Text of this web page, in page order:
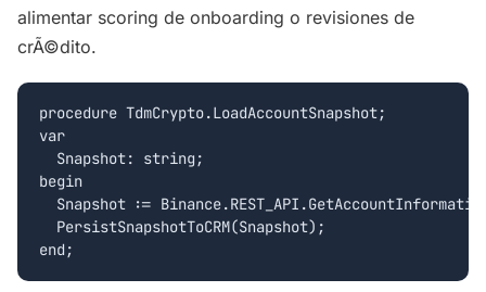
alimentar scoring de onboarding o revisiones de
crÃ©dito.
procedure TdmCrypto.LoadAccountSnapshot;
var
  Snapshot: string;
begin
Snapshot :=
  PersistSnapshotToCRM(Snapshot);